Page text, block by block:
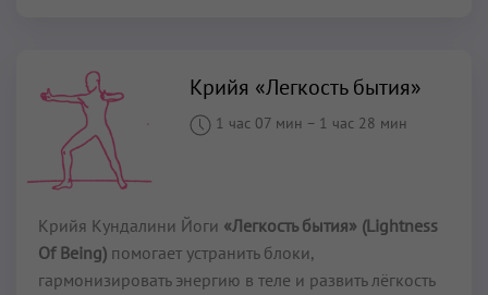
Крийя «Легкость бытия»
1 час 07 мин – 1 час 28 мин
Крийя Кундалини Йоги «Легкость бытия» (Lightness
Of Being) помогает устранить блоки,
гармонизировать энергию в теле и развить лёгкость